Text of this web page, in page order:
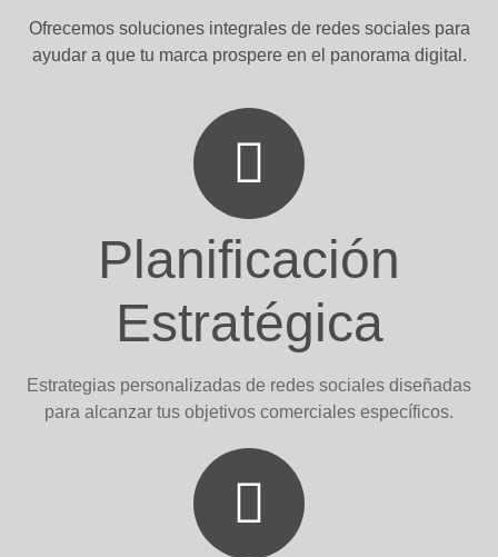
Ofrecemos soluciones integrales de redes sociales para
ayudar a que tu marca prospere en el panorama digital.
Planificación
Estratégica
Estrategias personalizadas de redes sociales diseñadas
para alcanzar tus objetivos comerciales específicos.